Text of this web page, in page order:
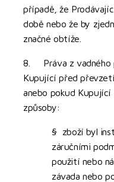
případě, že
době nebo že by
značné obtíže.
8. Práva z vadného
Kupující před
anebo pokud
způsoby:
§ zboží byl
záručními
použití nebo
závada nebo